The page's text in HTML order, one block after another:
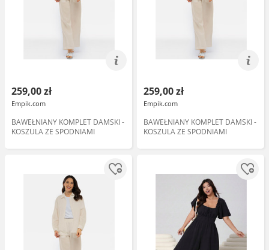
259,00 zł
Empik.com
BAWEŁNIANY KOMPLET DAMSKI -
KOSZULA ZE SPODNIAMI
259,00 zł
Empik.com
BAWEŁNIANY KOMPLET DAMSKI -
KOSZULA ZE SPODNIAMI